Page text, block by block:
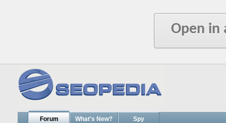
Open in
Forum What's New? Spy